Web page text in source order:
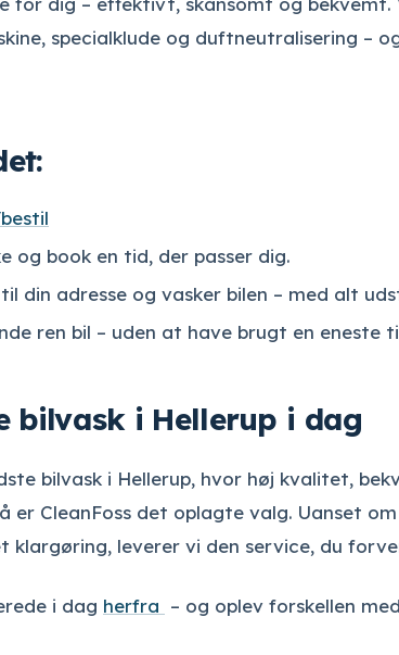
specialklude og duftneutralisering –
og book en tid, der passer dig.
din adresse og vasker bilen – med alt
ren bil – uden at have brugt en eneste
bilvask i Hellerup i dag
bilvask i Hellerup, hvor høj kvalitet,
er CleanFoss det oplagte valg. Uanset
klargøring, leverer vi den service, du
i dag herfra – og oplev forskellen